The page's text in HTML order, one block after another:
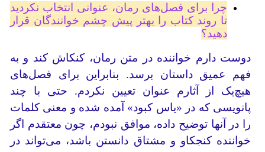
چرا برای فصل‌های رمان، عنوانی انتخاب نکردید
تا روند کتاب را بهتر پیش چشم خوانندگان قرار
دهید؟
دوست دارم خواننده در متن رمان، کنکاش کند و به
فهم عمیق داستان برسد. بنابراین برای فصل‌های
هیچ‌یک از آثارم عنوان تعیین نکردم. حتی با چند
پانویسی که در «یاس کبود» آمده شده و معنی کلمات
را در آنها توضیح داده، موافق نبودم، چون معتقدم اگر
خواننده کنجکاو و مشتاق دانستن باشد، می‌‌تواند در